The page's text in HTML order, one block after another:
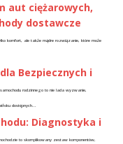
aut ciężarowych,
dostawcze
komfort, ale także mądre rozwiązanie, które może
Bezpiecznych i
rodzinnego to nie lada wyzwanie,
dostępnych...
Diagnostyka i
to skomplikowany zestaw komponentów,